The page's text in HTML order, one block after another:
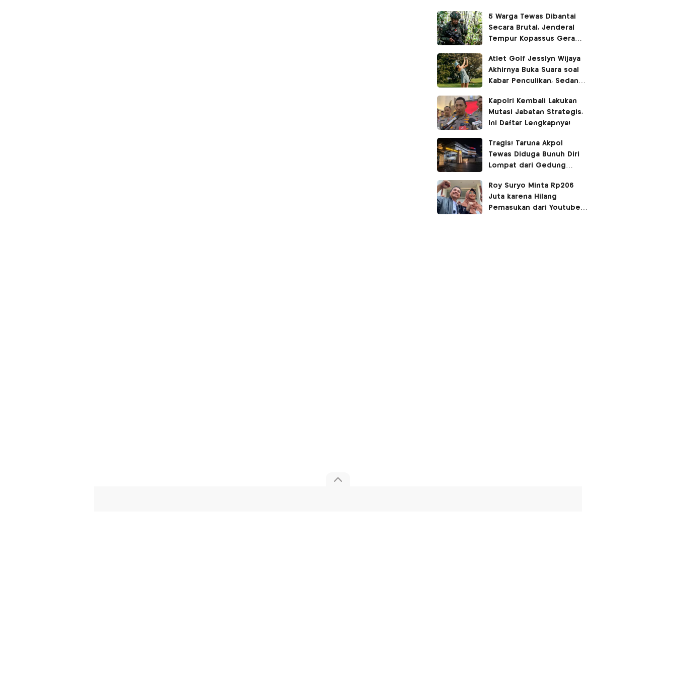
5 Warga Tewas Dibantai
Secara Brutal, Jenderal
Tempur Kopassus Geram
Atlet Golf Jesslyn Wijaya
Akhirnya Buka Suara soal
Kabar Penculikan, Sedang
Kapolri Kembali Lakukan
Mutasi Jabatan Strategis,
Ini Daftar Lengkapnya!
Tragis! Taruna Akpol
Tewas Diduga Bunuh Diri
Lompat dari Gedung
Roy Suryo Minta Rp206
Juta karena Hilang
Pemasukan dari Youtube